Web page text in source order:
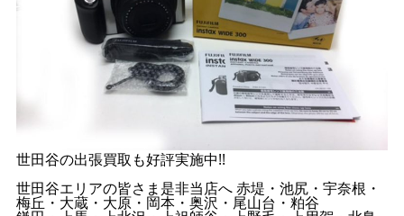
世田谷の出張買取も好評実施中!!
世田谷エリアの皆さま是非当店へ 赤堤・池尻・宇奈根・
梅丘・大蔵・大原・岡本・奥沢・尾山台・粕谷